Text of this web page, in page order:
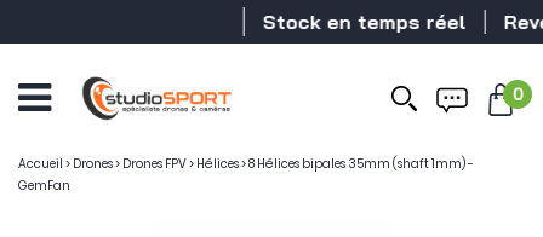
Stock en temps réel
0
Accueil > Drones> Drones FPV> Hélices>8 Hélices bipales 35mm (shaft 1mm) -
GemFan